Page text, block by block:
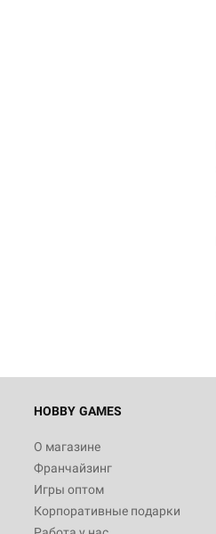
HOBBY GAMES
О магазине
Франчайзинг
Игры оптом
Корпоративные подарки